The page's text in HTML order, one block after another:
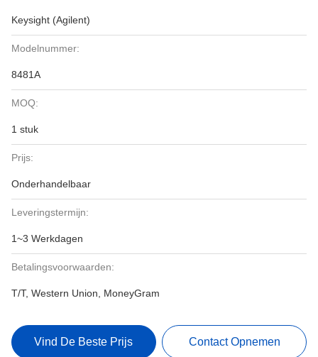
Keysight (Agilent)
Modelnummer:
8481A
MOQ:
1 stuk
Prijs:
Onderhandelbaar
Leveringstermijn:
1~3 Werkdagen
Betalingsvoorwaarden:
T/T, Western Union, MoneyGram
Vind De Beste Prijs Contact Opnemen